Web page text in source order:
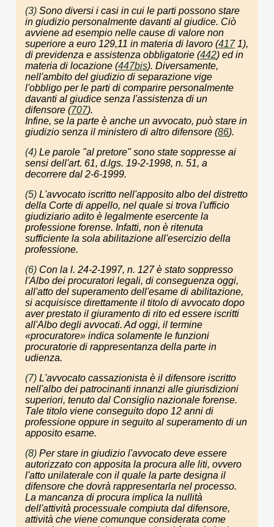
(3) Sono diversi i casi in cui le parti possono stare
in giudizio personalmente davanti al giudice. Ciò
avviene ad esempio nelle cause di valore non
superiore a euro 129,11 in materia di lavoro (4171),
di previdenza e assistenza obbligatorie (442) ed in
materia di locazione (447bis). Diversamente,
nell'ambito del giudizio di separazione vige
l'obbligo per le parti di comparire personalmente
davanti al giudice senza l'assistenza di un
difensore (707).
Infine, se la parte è anche un avvocato, può stare in
giudizio senza il ministero di altro difensore (86).
(4) Le parole "al pretore" sono state soppresse ai
sensi dell'art. 61, d.lgs. 19-2-1998, n. 51, a
decorrere dal 2-6-1999.
(5) L'avvocato iscritto nell'apposito albo del distretto
della Corte di appello, nel quale si trova l'ufficio
giudiziario adito è legalmente esercente la
professione forense. Infatti, non è ritenuta
sufficiente la sola abilitazione all'esercizio della
professione.
(6) Con la l. 24-2-1997, n. 127 è stato soppresso
l'Albo dei procuratori legali, di conseguenza oggi,
all'atto del superamento dell'esame di abilitazione,
si acquisisce direttamente il titolo di avvocato dopo
aver prestato il giuramento di rito ed essere iscritti
all'Albo degli avvocati. Ad oggi, il termine
«procuratore» indica solamente le funzioni
procuratorie di rappresentanza della parte in
udienza.
(7) L'avvocato cassazionista è il difensore iscritto
nell'albo dei patrocinanti innanzi alle giurisdizioni
superiori, tenuto dal Consiglio nazionale forense.
Tale titolo viene conseguito dopo 12 anni di
professione oppure in seguito al superamento di un
apposito esame.
(8) Per stare in giudizio l'avvocato deve essere
autorizzato con apposita la procura alle liti, ovvero
l'atto unilaterale con il quale la parte designa il
difensore che dovrà rappresentarla nel processo.
La mancanza di procura implica la nullità
dell'attività processuale compiuta dal difensore,
attività che viene comunque considerata come